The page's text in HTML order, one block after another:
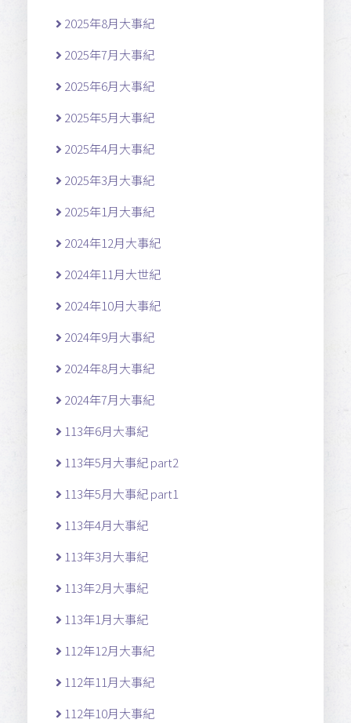
2025年8月大事紀
2025年7月大事紀
2025年6月大事紀
2025年5月大事紀
2025年4月大事紀
2025年3月大事紀
2025年1月大事紀
2024年12月大事紀
2024年11月大世紀
2024年10月大事紀
2024年9月大事紀
2024年8月大事紀
2024年7月大事紀
113年6月大事紀
113年5月大事紀 part2
113年5月大事紀 part1
113年4月大事紀
113年3月大事紀
113年2月大事紀
113年1月大事紀
112年12月大事紀
112年11月大事紀
112年10月大事紀